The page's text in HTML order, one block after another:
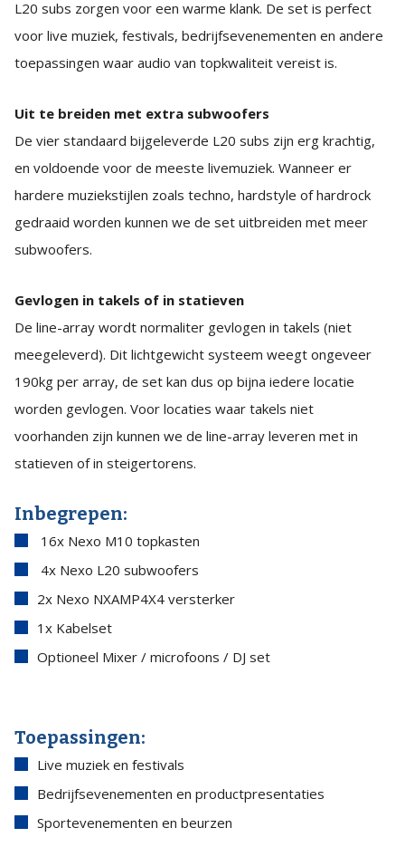
L20 subs zorgen voor een warme klank. De set is perfect
voor live muziek, festivals, bedrijfsevenementen en andere
toepassingen waar audio van topkwaliteit vereist is.
Uit te breiden met extra subwoofers
De vier standaard bijgeleverde L20 subs zijn erg krachtig,
en voldoende voor de meeste livemuziek. Wanneer er
hardere muziekstijlen zoals techno, hardstyle of hardrock
gedraaid worden kunnen we de set uitbreiden met meer
subwoofers.
Gevlogen in takels of in statieven
De line-array wordt normaliter gevlogen in takels (niet
meegeleverd). Dit lichtgewicht systeem weegt ongeveer
190kg per array, de set kan dus op bijna iedere locatie
worden gevlogen. Voor locaties waar takels niet
voorhanden zijn kunnen we de line-array leveren met in
statieven of in steigertorens.
Inbegrepen:
16x Nexo M10 topkasten
4x Nexo L20 subwoofers
2x Nexo NXAMP4X4 versterker
1x Kabelset
Optioneel Mixer / microfoons / DJ set
Toepassingen:
Live muziek en festivals
Bedrijfsevenementen en productpresentaties
Sportevenementen en beurzen